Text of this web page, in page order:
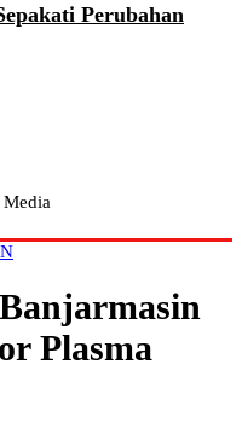
Perubahan
Plasma